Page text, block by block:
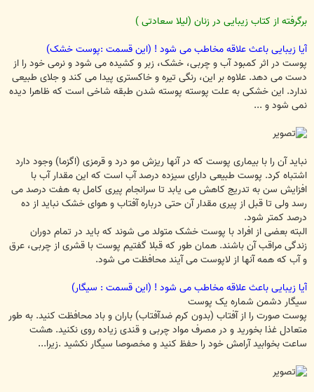
برگرفته از کتاب زیبایی در زنان (لیلا سعادتی )
آیا زیبایی باعث علاقه مخاطب می شود ! (این قسمت :پوست خشک)
پوست در اثر کمبود آب و چربی، خشک، زبر و کشیده می شود و نرمی خود را از
دست می دهد. علاوه بر این، رنگی تیره و خاکستری پیدا می کند و جلای طبیعی
ندارد. این خشکی به علت پوسته پوسته شدن طبقه شاخی است که ظاهرا دیده
نمی شود و ...
نباید آن را با بیماری پوست که در آنها ریزش مو درد و قرمزی (اگزما) وجود دارد
اشتباه کرد. پوست طبیعی دارای سیزده درصد آب است که این مقدار آب با
افزایش سن به تدریج کاهش می یابد تا سرانجام پیری کامل به هفت درصد می
رسد ولی تا قبل از پیری مقدار آن حتی درباره آفتاب و هوای خشک نباید از ده
درصد کمتر شود.
البته بعضی از افراد با پوست خشک متولد می شوند که باید در تمام دوران
زندگی مراقب آن باشند. همان طور که قبلا گفتیم پوست با قشری از چربی، عرق
و آب که همه آنها از لاپوست می آیند محافظت می شود.
آیا زیبایی باعث علاقه مخاطب می شود ! (این قسمت : سیگار)
سیگار دشمن شماره یک پوست
پوست صورت را از آفتاب (بدون کرم ضدآفتاب) باران و باد محافظت کنید. به طور
متعادل غذا بخورید و در مصرف مواد چربی و قندی زیاده روی نکنید. هشت
ساعت بخوابید آرامش خود را حفظ کنید و مخصوصا سیگار نکشید .زیرا...